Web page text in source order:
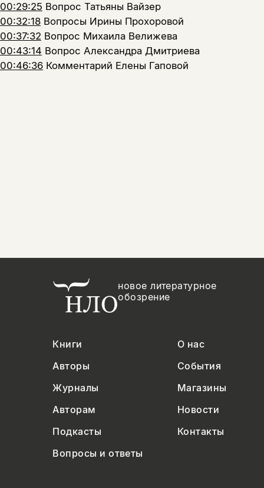
00:29:25 Вопрос Татьяны Вайзер
00:32:18 Вопросы Ирины Прохоровой
00:37:32 Вопрос Михаила Велижева
00:43:14 Вопрос Александра Дмитриева
00:46:36 Комментарий Елены Гаповой
новое литературное
обозрение
Книги
О нас
Авторы
События
Журналы
Магазины
Авторам
Новости
Подкасты
Контакты
Вопросы и ответы